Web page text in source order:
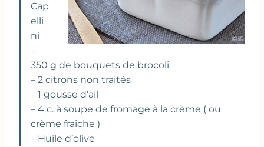
Cap
elli
ni
–
350 g de bouquets de brocoli
– 2 citrons non traités
– 1 gousse d’ail
– 4 c. à soupe de fromage à la crème ( ou
crème fraîche )
– Huile d’olive